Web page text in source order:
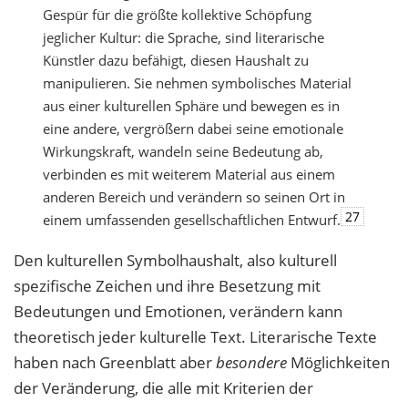
Gespür für die größte kollektive Schöpfung
jeglicher Kultur: die Sprache, sind literarische
Künstler dazu befähigt, diesen Haushalt zu
manipulieren. Sie nehmen symbolisches Material
aus einer kulturellen Sphäre und bewegen es in
eine andere, vergrößern dabei seine emotionale
Wirkungskraft, wandeln seine Bedeutung ab,
verbinden es mit weiterem Material aus einem
anderen Bereich und verändern so seinen Ort in
einem umfassenden gesellschaftlichen Entwurf. 27
Den kulturellen Symbolhaushalt, also kulturell
spezifische Zeichen und ihre Besetzung mit
Bedeutungen und Emotionen, verändern kann
theoretisch jeder kulturelle Text. Literarische Texte
haben nach Greenblatt aberbesondere Möglichkeiten
der Veränderung, die alle mit Kriterien der